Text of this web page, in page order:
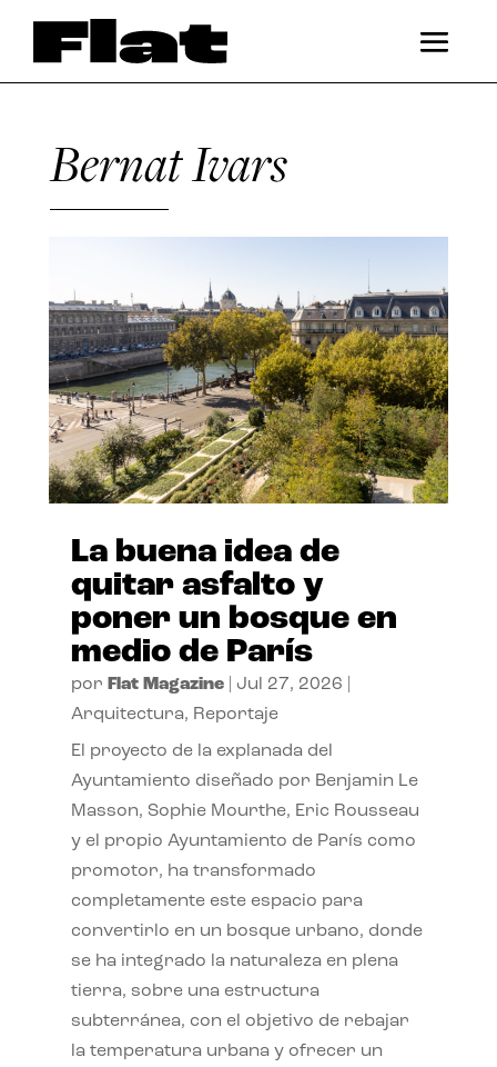
Bernat Ivars
La buena idea de
quitar asfalto y
poner un bosque en
medio de París
por Flat Magazine| Jul 27, 2026
Arquitectura, Reportaje
El proyecto de la explanada del
Ayuntamiento diseñado por Benjamin Le
Masson, Sophie Mourthe, Eric Rousseau
y el propio Ayuntamiento de París como
promotor, ha transformado
completamente este espacio para
convertirlo en un bosque urbano, donde
se ha integrado la naturaleza en plena
tierra, sobre una estructura
subterránea, con el objetivo de rebajar
la temperatura urbana y ofrecer un